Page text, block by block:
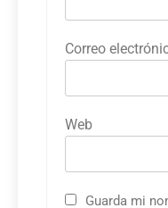
Correo
Web
Guarda mi